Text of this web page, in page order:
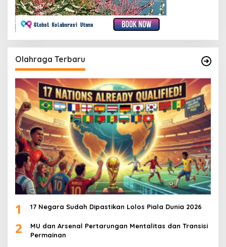
Olahraga Terbaru
1 17 Negara Sudah Dipastikan Lolos Piala Dunia 2026
2
MU dan Arsenal Pertarungan Mentalitas dan Transisi
Permainan